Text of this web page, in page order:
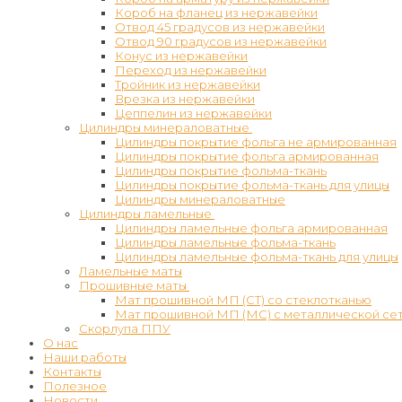
Короб на фланец из нержавейки
Отвод 45 градусов из нержавейки
Отвод 90 градусов из нержавейки
Конус из нержавейки
Переход из нержавейки
Тройник из нержавейки
Врезка из нержавейки
Цеппелин из нержавейки
Цилиндры минераловатные
Цилиндры покрытие фольга не армированная
Цилиндры покрытие фольга армированная
Цилиндры покрытие фольма-ткань
Цилиндры покрытие фольма-ткань для улицы
Цилиндры минераловатные
Цилиндры ламельные
Цилиндры ламельные фольга армированная
Цилиндры ламельные фольма-ткань
Цилиндры ламельные фольма-ткань для улицы
Ламельные маты
Прошивные маты
Мат прошивной МП (СТ) со стеклотканью
Мат прошивной МП (МС) с металлической
Скорлупа ППУ
О нас
Наши работы
Контакты
Полезное